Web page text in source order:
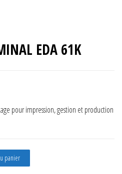
EDA 61K
pour impression, gestion et production
EDA 61K
panier